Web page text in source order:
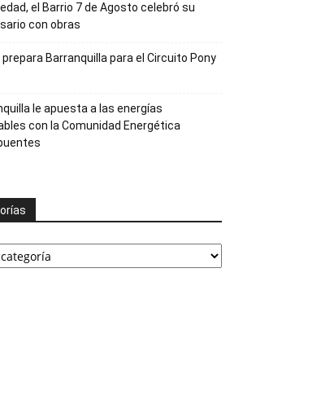
el Barrio 7 de Agosto celebró su
con obras
prepara Barranquilla para el Circuito Pony
le apuesta a las energías
con la Comunidad Energética